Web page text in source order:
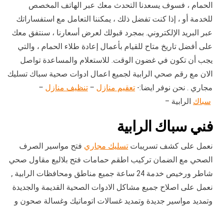
الحمام ، فسوف يسعدنا التحدث معك عبر الهاتف المخصص
للخدمة أو ، إذا كنت تفضل ذلك ، يمكننا التعامل مع استفساراتك
عبر البريد الإلكتروني. بمجرد قبولك لعرض أسعارنا ، سنتفق معك
على أفضل تاريخ متاح للقيام بأعمال إعادة طلاء الحمام ، والتي
يجب أن تكون في غضون الوقت. للاستعلام والمساعدة تواصل
الان مع رقم صحي الرابية لجميع اعمال ادوات صحية سباك تسليك
مجاري . نحن نوفر ايضا:- تعقيم منازل – تنظيف منازل –
سباك الرابية –
فني سباك الرابية
نعمل على كشف تسريبات تسليك مجاري فتح مواسير الصرف
الصحي مع الضمان تركيب اطقم حمامات فتح بلاليع مقاول صحي
شاطر ورخيص خدمة 24 ساعة جميع مناطق ومحافظات الرابية ,
نعمل على اصلاح جميع مشاكل الادوات الصحية القديمة والجديدة
وتمديد مواسير جديدة وتمديد غسالات اتوماتيك وغسالة صحون و